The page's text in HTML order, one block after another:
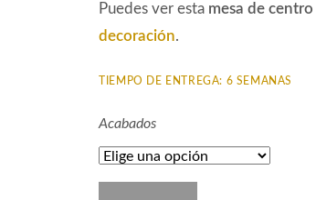
Puedes ver esta mesa de centro
decoración.
TIEMPO DE ENTREGA: 6 SEMANAS
Acabados